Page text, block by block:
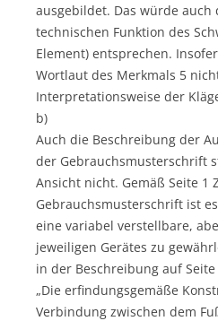
ausgebildet. Das würde
technischen Funktion des
Element) entsprechen.
Wortlaut des Merkmals 5
Interpretationsweise der
b)
Auch die Beschreibung der
der Gebrauchsmusterschrift
Ansicht nicht. Gemäß Seite 1
Gebrauchsmusterschrift ist
eine variabel verstellbare,
jeweiligen Gerätes zu
in der Beschreibung auf Seite
„Die erfindungsgemäße
Verbindung zwischen dem